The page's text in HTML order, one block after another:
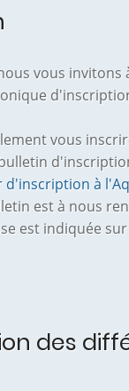
vous invitons
vous
d'inscription à
est à nous
est indiquée
des